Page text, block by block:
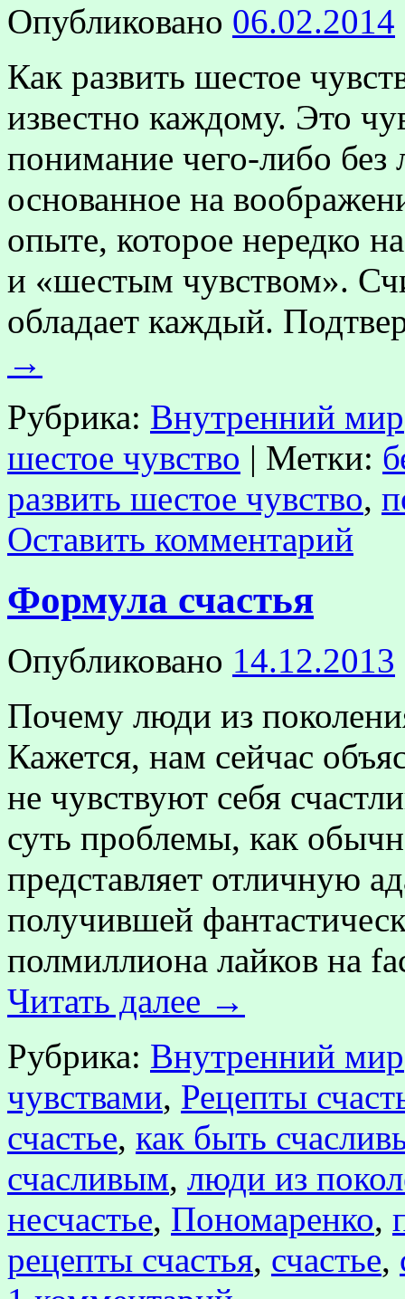
Опубликовано 06.02.2014
Как развить шестое
известно каждому. Это
понимание чего-либо без
основанное на
опыте, которое нередко
и «шестым чувством».
обладает каждый.
→
Рубрика: Внутренний мир
шестое чувство | Метки:
развить шестое чувство,
Оставить комментарий
Формула счастья
Опубликовано 14.12.2013
Почему люди из
Кажется, нам сейчас
не чувствуют себя
суть проблемы, как
представляет отличную
получившей
полмиллиона лайков на
Читать далее →
Рубрика: Внутренний мир
чувствами, Рецепты
счастье, как быть
счасливым, люди из
несчастье, Пономаренко,
рецепты счастья, счастье,